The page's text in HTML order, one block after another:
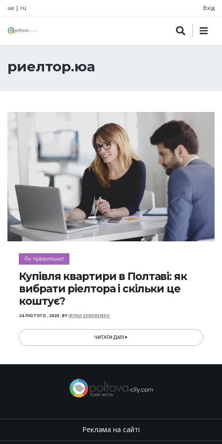
ua | ru Вхід
риелтор.юа
Як правильно!
Купівля квартири в Полтаві: як
вибрати ріелтора і скільки це
коштує?
24 ЛЮТОГО , 2020,BYIRYNA SEMERENKO
ЧИТАТИ ДАЛІ
Реклама на сайті